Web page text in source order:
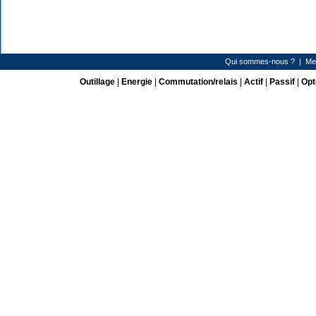
Qui sommes-nous ? |
Outillage| Energie| Commutation/relais Actif| Passif|